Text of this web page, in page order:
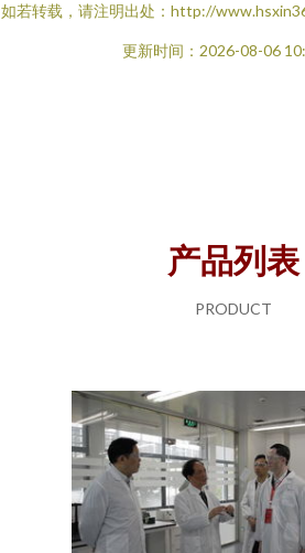
如若转载，请注明出处：http://
更新时间：2026-08-06
产品列表
PRODUCT